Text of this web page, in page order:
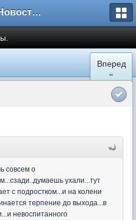
Форум Новостройки
Вперед
»
совсем о
ухали...тут
с подростком...и на колени
терпение до выхода...в
невоспитанного